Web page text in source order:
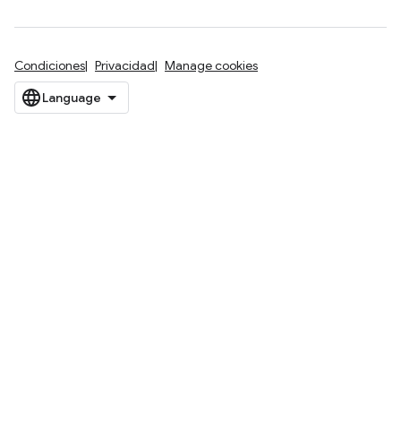
Condiciones Privacidad Manage cookies